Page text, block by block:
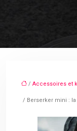
/ Accessoires et
/ Berserker mini :